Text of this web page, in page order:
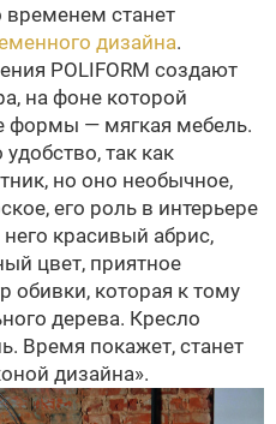
временем станет
дизайна.
POLIFORM создают
на фоне которой
формы — мягкая мебель.
так как
но оно необычное,
его роль в интерьере
красивый абрис,
цвет, приятное
обивки, которая к тому
дерева. Кресло
Время покажет, станет
дизайна».